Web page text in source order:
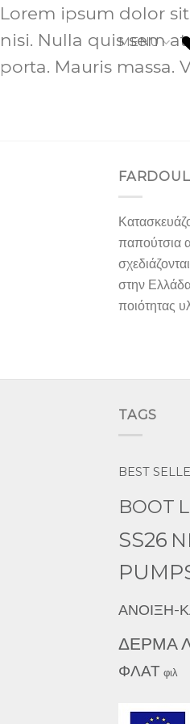
Skip
MENU
Lorem ipsum dolor
nisi. Nulla quis sem
porta. Mauris massa.
παπούτσια
στην
ποιότητας
TAGS
BEST
BOOT
SS26
ΑΝΟΙΞΗ-
ΔΕΡΜΑ
ΦΛΑΤ φιλ